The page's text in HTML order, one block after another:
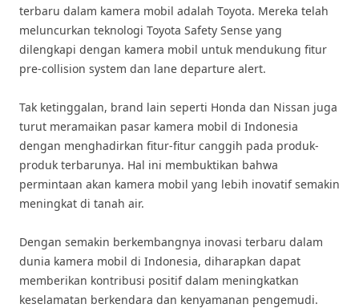
terbaru dalam kamera mobil adalah Toyota. Mereka telah
meluncurkan teknologi Toyota Safety Sense yang
dilengkapi dengan kamera mobil untuk mendukung fitur
pre-collision system dan lane departure alert.
Tak ketinggalan, brand lain seperti Honda dan Nissan juga
turut meramaikan pasar kamera mobil di Indonesia
dengan menghadirkan fitur-fitur canggih pada produk-
produk terbarunya. Hal ini membuktikan bahwa
permintaan akan kamera mobil yang lebih inovatif semakin
meningkat di tanah air.
Dengan semakin berkembangnya inovasi terbaru dalam
dunia kamera mobil di Indonesia, diharapkan dapat
memberikan kontribusi positif dalam meningkatkan
keselamatan berkendara dan kenyamanan pengemudi.